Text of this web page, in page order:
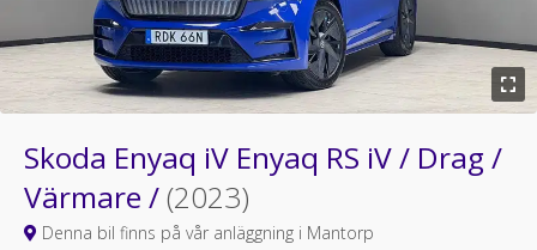
Skoda Enyaq iV Enyaq RS iV / Drag /
Värmare /(2023)
Denna bil finns på vår anläggning i Mantorp